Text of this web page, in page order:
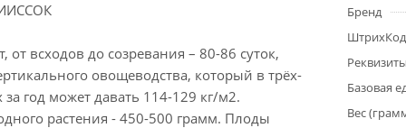
от всходов до созревания – 80-86 суток,
овощеводства, который в трёх-
за год может давать 114-129 кг/м2.
растения - 450-500 грамм. Плоды
Бренд
ШтрихКод
Базовая
Вес